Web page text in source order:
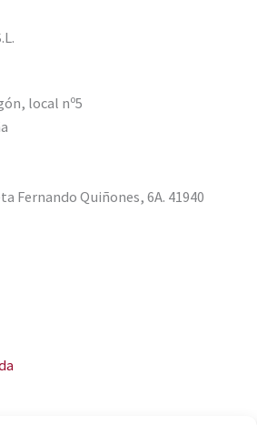
local nº5
Fernando Quiñones, 6A. 41940